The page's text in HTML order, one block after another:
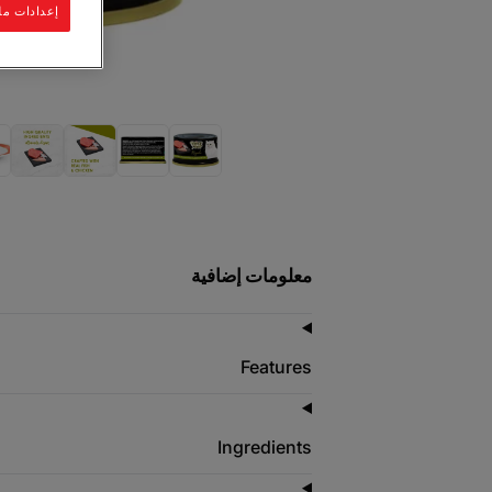
معلومات إضافية
Features
Ingredients
إعدادات